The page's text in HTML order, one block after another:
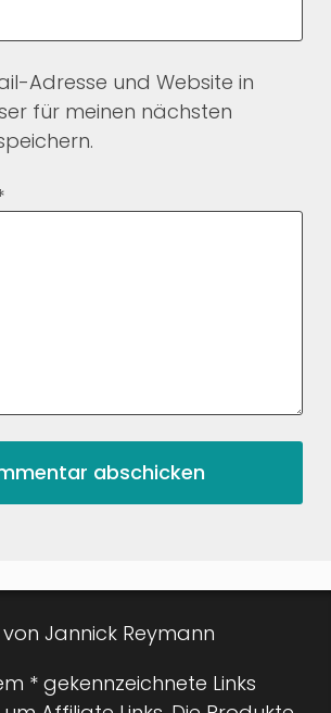
Adresse und Website in
für meinen nächsten
Jannick Reymann
* gekennzeichnete Links